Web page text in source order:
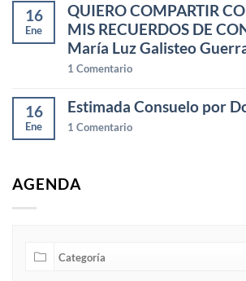
16
Ene
QUIERO COMPARTIR
MIS RECUERDOS DE
María Luz Galisteo
1 Comentario
16
Ene
Estimada Consuelo por
1 Comentario
AGENDA